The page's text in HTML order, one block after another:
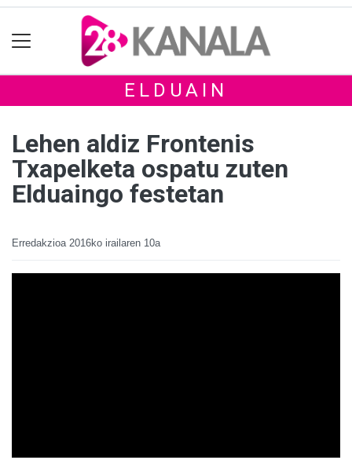
ELDUAIN
Lehen aldiz Frontenis
Txapelketa ospatu zuten
Elduaingo festetan
Erredakzioa 2016ko irailaren 10a